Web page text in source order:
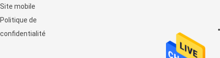
Site mobile
Politique de
confidentialité